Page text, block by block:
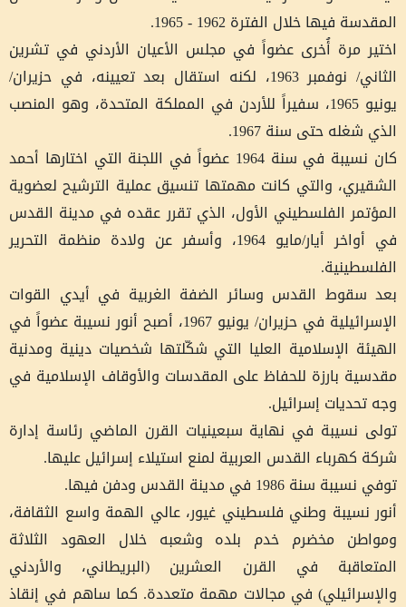
المقدسة فيها خلال الفترة 1962 - 1965.
اختير مرة أُخرى عضواً في مجلس الأعيان الأردني في تشرين
الثاني/ نوفمبر 1963، لكنه استقال بعد تعيينه، في حزيران/
يونيو 1965، سفيراً للأردن في المملكة المتحدة، وهو المنصب
الذي شغله حتى سنة 1967.
كان نسيبة في سنة 1964 عضواً في اللجنة التي اختارها أحمد
الشقيري، والتي كانت مهمتها تنسيق عملية الترشيح لعضوية
المؤتمر الفلسطيني الأول، الذي تقرر عقده في مدينة القدس
في أواخر أيار/مايو 1964، وأسفر عن ولادة منظمة التحرير
الفلسطينية.
بعد سقوط القدس وسائر الضفة الغربية في أيدي القوات
الإسرائيلية في حزيران/ يونيو 1967، أصبح أنور نسيبة عضواً في
الهيئة الإسلامية العليا التي شكّلتها شخصيات دينية ومدنية
مقدسية بارزة للحفاظ على المقدسات والأوقاف الإسلامية في
وجه تحديات إسرائيل.
تولى نسيبة في نهاية سبعينيات القرن الماضي رئاسة إدارة
شركة كهرباء القدس العربية لمنع استيلاء إسرائيل عليها.
توفي نسيبة سنة 1986 في مدينة القدس ودفن فيها.
أنور نسيبة وطني فلسطيني غيور، عالي الهمة واسع الثقافة،
ومواطن مخضرم خدم بلده وشعبه خلال العهود الثلاثة
المتعاقبة في القرن العشرين (البريطاني، والأردني
والإسرائيلي) في مجالات مهمة متعددة. كما ساهم في إنقاذ